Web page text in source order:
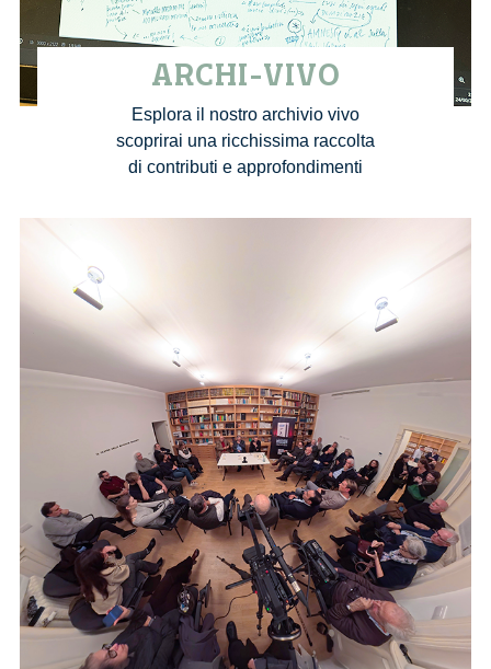
ARCHI-VIVO
Esplora il nostro archivio vivo
scoprirai una ricchissima raccolta
di contributi e approfondimenti